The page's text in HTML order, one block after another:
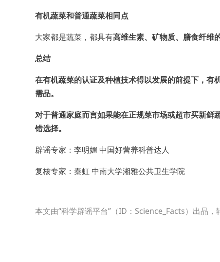
有机蔬菜和普通蔬菜相同点
大家都是蔬菜，都具有高维生素、矿物质、膳食纤维
总结
在有机蔬菜的认证及种植技术得以发展的前提下， 有
需品。
对于普通家庭而言如果能在正规菜市场或超市买新鲜
错选择。
辟谣专家：李明媚 中国好营养科普达人
复核专家：秦虹 中南大学湘雅公共卫生学院
本文由“科学辟谣平台”（ID：Science_Facts）出品